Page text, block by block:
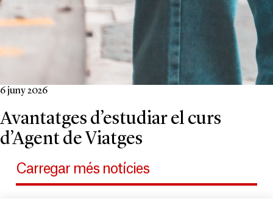
6 juny 2026
Avantatges d’estudiar el curs
d’Agent de Viatges
Carregar més notícies